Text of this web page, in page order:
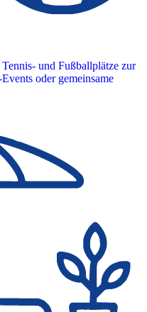
und Fußballplätze zur
oder gemeinsame